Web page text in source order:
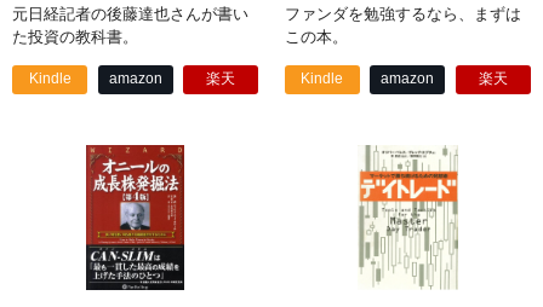
元日経記者の後藤達也さんが書い
た投資の教科書。
Kindle amazon 楽天
ファンダを勉強するなら、まずは
この本。
Kindle amazon 楽天